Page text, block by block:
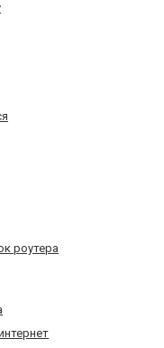
роутера